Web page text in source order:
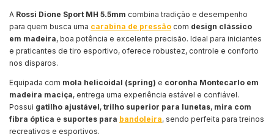
A Rossi Dione Sport MH 5.5mm combina tradição e desempenho
para quem busca uma carabina de pressão com design clássico
em madeira, boa potência e excelente precisão. Ideal para iniciantes
e praticantes de tiro esportivo, oferece robustez, controle e conforto
nos disparos.
Equipada com mola helicoidal (spring) e coronha Montecarlo em
madeira maciça, entrega uma experiência estável e confiável.
Possui gatilho ajustável, trilho superior para lunetas, mira com
fibra óptica e suportes para bandoleira, sendo perfeita para treinos
recreativos e esportivos.